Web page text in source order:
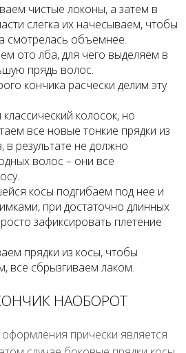
чистые локоны, а затем в
слегка их начесываем, чтобы
смотрелась объемнее.
ото лба, для чего выделяем в
прядь волос.
кончика расчески делим эту
колосок, но
все новые тонкие прядки из
результате не должно
волос – они все
косы подгибаем под нее и
при достаточно длинных
зафиксировать плетение
прядки из косы, чтобы
все сбрызгиваем лаком.
НАОБОРОТ
прически является